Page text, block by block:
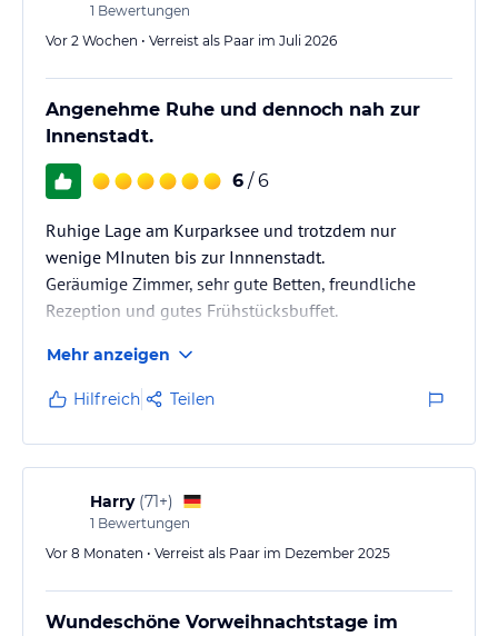
1 Bewertungen
Vor 2 Wochen • Verreist als Paar im Juli 2026
Angenehme Ruhe und dennoch nah zur
Innenstadt.
6 / 6
Ruhige Lage am Kurparksee und trotzdem nur
wenige MInuten bis zur Innnenstadt.
Geräumige Zimmer, sehr gute Betten, freundliche
Rezeption und gutes Frühstücksbuffet.
Mehr anzeigen
Hilfreich Teilen
Harry (71+)
1 Bewertungen
Vor 8 Monaten • Verreist als Paar im Dezember 2025
Wundeschöne Vorweihnachtstage im